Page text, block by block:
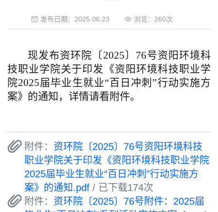
发布日期：2025.06.23 浏览： 260次
现发布资环院〔 2025〕76号资阳环境科
技职业学院关于印发《资阳环境科技职业学
院2025届毕业生就业“百日冲刺”行动实施方
案》的通知 ， 详情请看附件。
附件： 资环院〔2025〕76号资阳环境科技
职业学院关于印发《资阳环境科技职业学院
2025届毕业生就业“百日冲刺”行动实施方
案》的通知.pdf / 已下载174次
附件： 资环院〔2025〕76号附件：2025届